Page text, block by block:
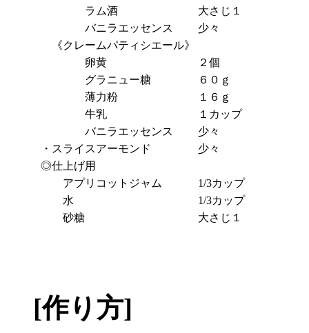
ラム酒
大さじ１
バニラエッセンス
少々
《クレームパティシエール》
卵黄
２個
グラニュー糖
６０ｇ
薄力粉
１６ｇ
牛乳
１カップ
バニラエッセンス
少々
・スライスアーモンド
少々
◎仕上げ用
アプリコットジャム
1/3カップ
水
1/3カップ
砂糖
大さじ１
[作り方]